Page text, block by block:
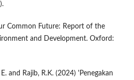
Common Future: Report of the
and Development. Oxford:
and Rajib, R.K. (2024) 'Penegakan